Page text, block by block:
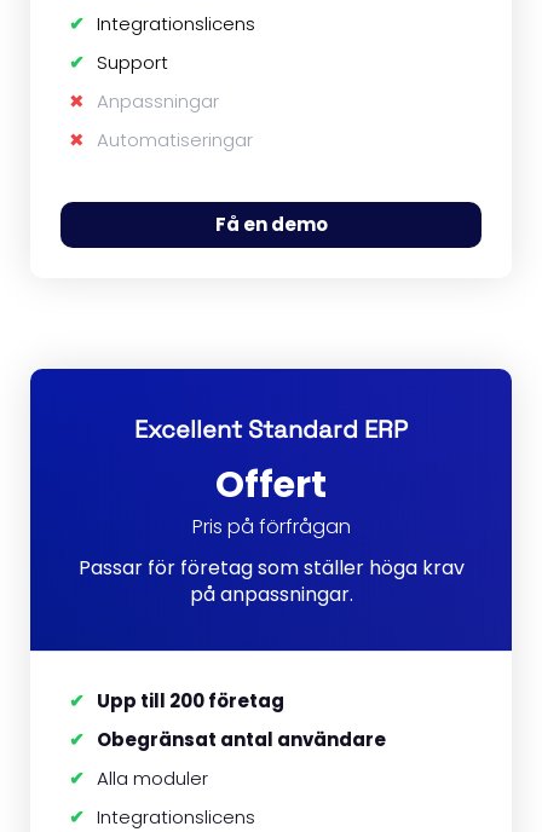
Integrationslicens
Support
Anpassningar
Automatiseringar
Få en demo
Excellent Standard ERP
Offert
Pris på förfrågan
Passar för företag som ställer höga krav
på anpassningar.
Upp till 200 företag
Obegränsat antal användare
Alla moduler
Integrationslicens